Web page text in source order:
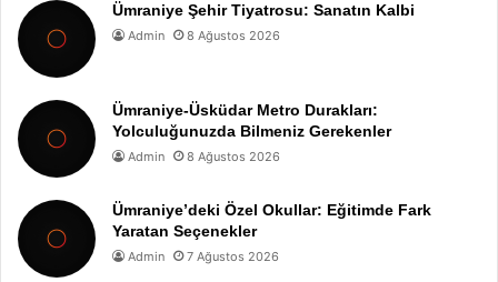
Ümraniye Şehir Tiyatrosu: Sanatın Kalbi
Admin 8 Ağustos 2026
Ümraniye-Üsküdar Metro Durakları:
Yolculuğunuzda Bilmeniz Gerekenler
Admin 8 Ağustos 2026
Ümraniye’deki Özel Okullar: Eğitimde Fark
Yaratan Seçenekler
Admin 7 Ağustos 2026